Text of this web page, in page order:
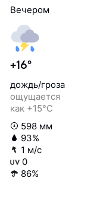
Вечером
+16°
дождь/гроза
ощущается
как +15°C
598 мм
93%
1 м/с
0
86%